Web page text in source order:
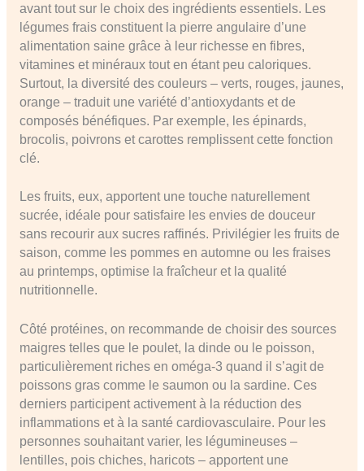
avant tout sur le choix des ingrédients essentiels. Les
légumes frais constituent la pierre angulaire d’une
alimentation saine grâce à leur richesse en fibres,
vitamines et minéraux tout en étant peu caloriques.
Surtout, la diversité des couleurs – verts, rouges, jaunes,
orange – traduit une variété d’antioxydants et de
composés bénéfiques. Par exemple, les épinards,
brocolis, poivrons et carottes remplissent cette fonction
clé.
Les fruits, eux, apportent une touche naturellement
sucrée, idéale pour satisfaire les envies de douceur
sans recourir aux sucres raffinés. Privilégier les fruits de
saison, comme les pommes en automne ou les fraises
au printemps, optimise la fraîcheur et la qualité
nutritionnelle.
Côté protéines, on recommande de choisir des sources
maigres telles que le poulet, la dinde ou le poisson,
particulièrement riches en oméga-3 quand il s’agit de
poissons gras comme le saumon ou la sardine. Ces
derniers participent activement à la réduction des
inflammations et à la santé cardiovasculaire. Pour les
personnes souhaitant varier, les légumineuses –
lentilles, pois chiches, haricots – apportent une